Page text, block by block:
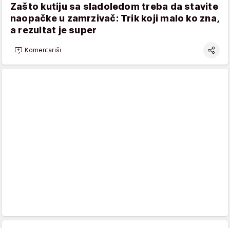
Zašto kutiju sa sladoledom treba da stavite
naopačke u zamrzivač: Trik koji malo ko zna,
a rezultat je super
Komentariši